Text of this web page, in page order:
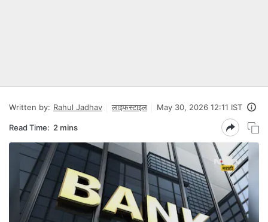
Written by: Rahul Jadhav लाइफस्टाइल May 30, 2026 12:11 IST
Read Time: 2 mins